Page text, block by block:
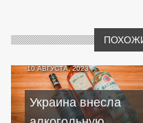
10 АВГУСТА, 2023
Украина внесла